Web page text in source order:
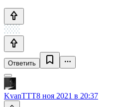
Ответить
KvanTTT8 ноя 2021 в 20:37